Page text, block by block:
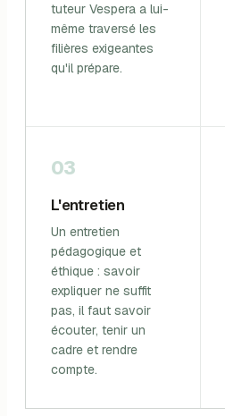
tuteur Vespera a lui-
même traversé les
filières exigeantes
qu'il prépare.
03
L'entretien
Un entretien
pédagogique et
éthique : savoir
expliquer ne suffit
pas, il faut savoir
écouter, tenir un
cadre et rendre
compte.